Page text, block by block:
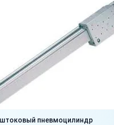
пневмоцилиндр